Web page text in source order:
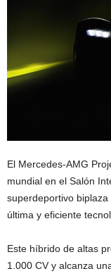
El Mercedes-AMG
mundial en el Salón
superdeportivo
última y eficiente
Este híbrido de altas
1.000 CV y alcanza